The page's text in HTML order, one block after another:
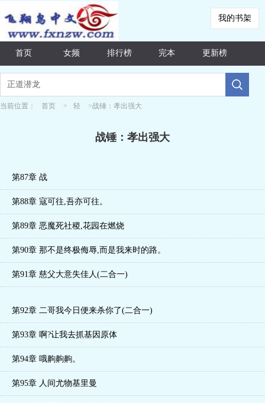
我的书架
首页 女频 排行榜 完本 更新榜
当前位置： 首页 > 轻 >战锤：孝出强大
战锤：孝出强大
第87章 战
第88章 寇可往,吾亦可往。
第89章 恶魔死社稷,花园在燃烧
第90章 那不是终极侮辱,而是我来时的路。
第91章 慈父大意失佳人(二合一)
第92章 二哥我今日便来杀你了(二合一)
第93章 啊?让我去抓基因原体
第94章 哦齁齁齁。
第95章 人间尤物基里曼